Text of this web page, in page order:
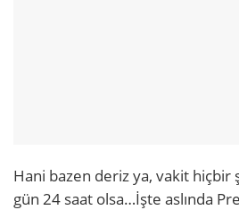
Hani bazen deriz ya, vakit
gün 24 saat olsa…İşte aslında